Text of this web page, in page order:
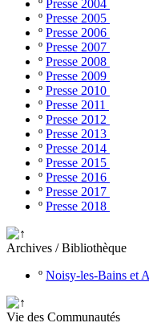
º Presse 2004
º Presse 2005
º Presse 2006
º Presse 2007
º Presse 2008
º Presse 2009
º Presse 2010
º Presse 2011
º Presse 2012
º Presse 2013
º Presse 2014
º Presse 2015
º Presse 2016
º Presse 2017
º Presse 2018
Archives / Bibliothèque
º Noisy-les-Bains et
Vie des Communautés